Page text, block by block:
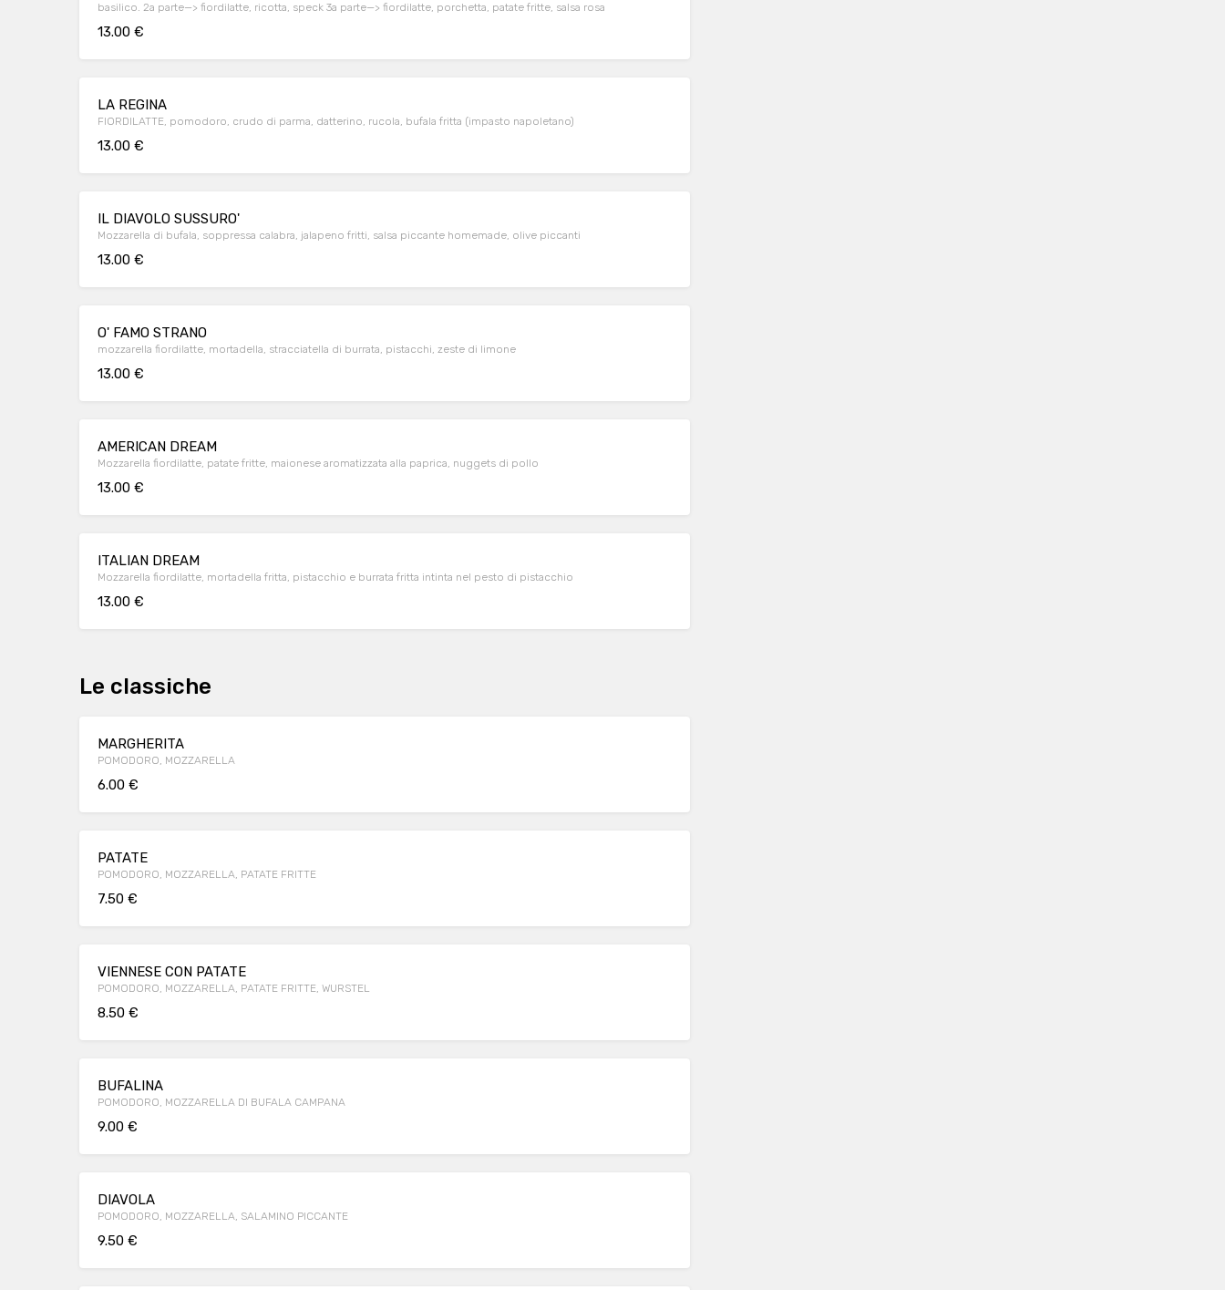
basilico. 2a parte—> fiordilatte, ricotta, speck 3a parte—> fiordilatte, porchetta, patate fritte, salsa rosa
13.00 €
LA REGINA
FIORDILATTE, pomodoro, crudo di parma, datterino, rucola, bufala fritta (impasto napoletano)
13.00 €
IL DIAVOLO SUSSURO'
Mozzarella di bufala, soppressa calabra, jalapeno fritti, salsa piccante homemade, olive piccanti
13.00 €
O' FAMO STRANO
mozzarella fiordilatte, mortadella, stracciatella di burrata, pistacchi, zeste di limone
13.00 €
AMERICAN DREAM
Mozzarella fiordilatte, patate fritte, maionese aromatizzata alla paprica, nuggets di pollo
13.00 €
ITALIAN DREAM
Mozzarella fiordilatte, mortadella fritta, pistacchio e burrata fritta intinta nel pesto di pistacchio
13.00 €
Le classiche
MARGHERITA
POMODORO, MOZZARELLA
6.00 €
PATATE
POMODORO, MOZZARELLA, PATATE FRITTE
7.50 €
VIENNESE CON PATATE
POMODORO, MOZZARELLA, PATATE FRITTE, WURSTEL
8.50 €
BUFALINA
POMODORO, MOZZARELLA DI BUFALA CAMPANA
9.00 €
DIAVOLA
POMODORO, MOZZARELLA, SALAMINO PICCANTE
9.50 €